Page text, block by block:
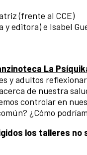
(frente al CCE)
y editora) e Isabel
La
y adultos
de nuestra
controlar en
¿Cómo
los talleres